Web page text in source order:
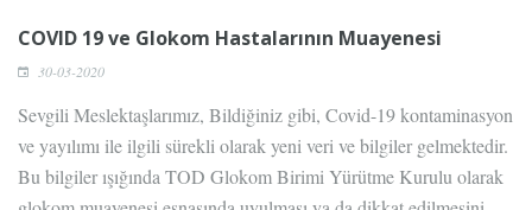
COVID 19 ve Glokom Hastalarının Muayenesi
30-03-2020
Sevgili Meslektaşlarımız, Bildiğiniz gibi, Covid-19 kontaminasyon
ve yayılımı ile ilgili sürekli olarak yeni veri ve bilgiler gelmektedir.
Bu bilgiler ışığında TOD Glokom Birimi Yürütme Kurulu olarak